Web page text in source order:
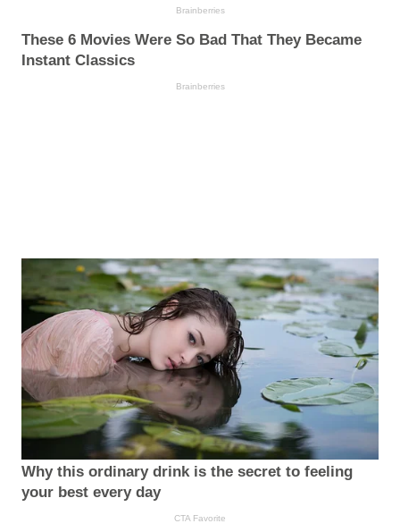
Brainberries
These 6 Movies Were So Bad That They Became
Instant Classics
Brainberries
Why this ordinary drink is the secret to feeling
your best every day
CTA Favorite